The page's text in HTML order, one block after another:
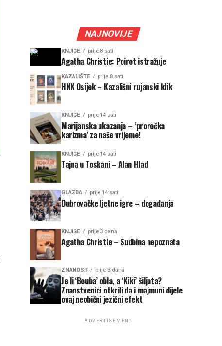
NAJNOVIJE
KNJIGE prije 8 sati
Agatha Christie: Poirot istražuje
KAZALIŠTE prije 8 sati
HNK Osijek – Kazališni rujanski klik
KNJIGE prije 14 sati
Marijanska ukazanja – ‘proročka
karizma’ za naše vrijeme!
KNJIGE prije 14 sati
Tajna u Toskani – Alan Hlad
GLAZBA prije 14 sati
Dubrovačke ljetne igre – događanja
KNJIGE prije 3 dana
Agatha Christie – Sudbina nepoznata
ZNANOST prije 3 dana
Je li ‘Bouba’ obla, a ‘Kiki’ šiljata?
Znanstvenici otkrili da i majmuni dijele
ovaj neobični jezični efekt
ADVERTISEMENT